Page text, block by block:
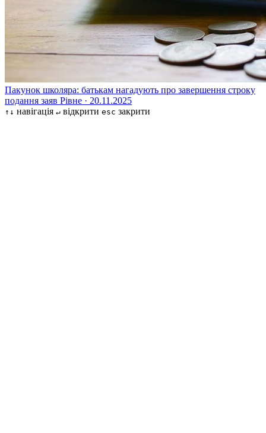
Пакунок школяра: батькам нагадують про завершення строку
подання заяв Рівне · 20.11.2025
↑↓ навігація ↵ відкрити esc закрити